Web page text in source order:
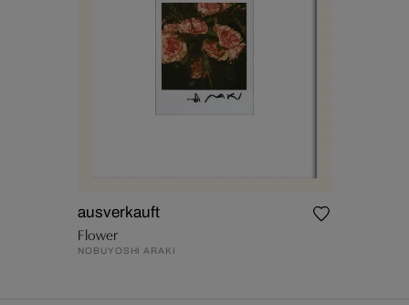
ausverkauft
Flower
NOBUYOSHI ARAKI